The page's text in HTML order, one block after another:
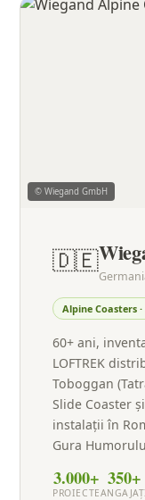
© Wiegand GmbH
🇩🇪
Alpine Coasters
60+ ani,
LOFTREK
Toboggan
Slide Coaster
instalații în
Gura
3.000+
PROIECTE
350+